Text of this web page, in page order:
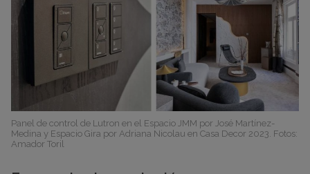
Panel de control de Lutron en el Espacio JMM por José Martínez-
Medina y Espacio Gira por Adriana Nicolau en Casa Decor 2023. Fotos:
Amador Toril